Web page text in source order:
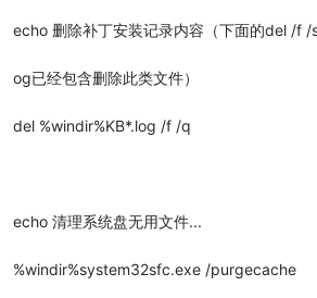
echo 删除补丁安装记录内容（下面的del /f
og已经包含删除此类文件）
del %windir%KB*.log /f /q
echo 清理系统盘无用文件...
%windir%system32sfc.exe /purgecache